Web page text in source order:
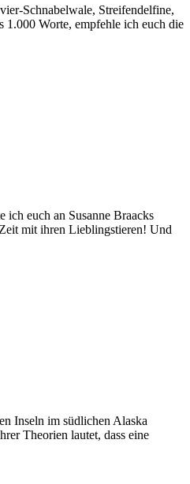
Schnabelwale, Streifendelfine,
Worte, empfehle ich euch die
euch an Susanne Braacks
mit ihren Lieblingstieren! Und
Inseln im südlichen Alaska
Theorien lautet, dass eine